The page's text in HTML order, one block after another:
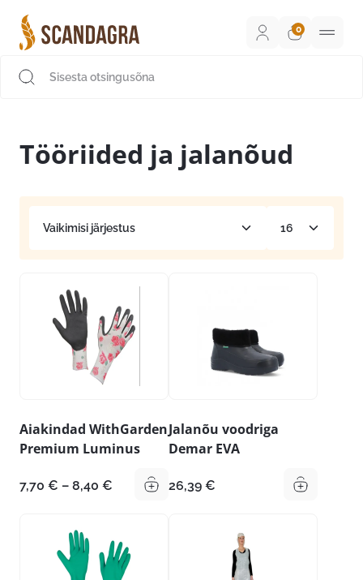
sisu
juurde
Tööriided ja jalanõud
Aiakindad WithGarden
Premium Luminus
7,70 € – 8,40 € Hinnavahemik:
Jalanõu voodriga
Demar EVA
26,39 €